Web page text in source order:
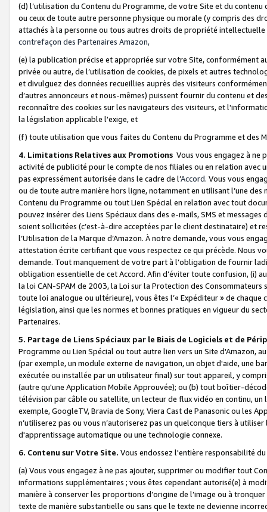
(d) l’utilisation du Contenu du Programme, de votre Site et du
ou ceux de toute autre personne physique ou morale (y compris des
attachés à la personne ou tous autres droits de propriété
contrefaçon des Partenaires Amazon,
(e) la publication précise et appropriée sur votre Site, conformément
privée ou autre, de l’utilisation de cookies, de pixels et autres
et divulguez des données recueillies auprès des visiteurs
d’autres annonceurs et nous-mêmes) puissent fournir du contenu et
reconnaître des cookies sur les navigateurs des visiteurs, et
la législation applicable l'exige, et
(f) toute utilisation que vous faites du Contenu du Programme et des
4. Limitations Relatives aux Promotions Vous vous engagez à ne
activité de publicité pour le compte de nos filiales ou en relation avec
pas expressément autorisée dans le cadre de l’Accord. Vous vous
ou de toute autre manière hors ligne, notamment en utilisant l’une
Contenu du Programme ou tout Lien Spécial en relation avec tout
pouvez insérer des Liens Spéciaux dans des e-mails, SMS et
soient sollicitées (c’est-à-dire acceptées par le client destinataire) et
l’Utilisation de la Marque d’Amazon. À notre demande, vous vous
attestation écrite certifiant que vous respectez ce qui précède. Nous
demande. Tout manquement de votre part à l’obligation de fournir
obligation essentielle de cet Accord. Afin d’éviter toute confusion, (i)
la loi CAN-SPAM de 2003, la Loi sur la Protection des
toute loi analogue ou ultérieure), vous êtes l’« Expéditeur » de
législation, ainsi que les normes et bonnes pratiques en vigueur du
Partenaires.
5. Partage de Liens Spéciaux par le Biais de Logiciels et de
Programme ou Lien Spécial ou tout autre lien vers un Site d'Amazon,
(par exemple, un module externe de navigation, un objet d'aide, une
exécutée ou installée par un utilisateur final) sur tout appareil, y
(autre qu'une Application Mobile Approuvée); ou (b) tout boîtier-
télévision par câble ou satellite, un lecteur de flux vidéo en continu,
exemple, GoogleTV, Bravia de Sony, Viera Cast de Panasonic ou les
n’utiliserez pas ou vous n’autoriserez pas un quelconque tiers à
d'apprentissage automatique ou une technologie connexe.
6. Contenu sur Votre Site. Vous endossez l'entière responsabilité
(a) Vous vous engagez à ne pas ajouter, supprimer ou modifier tout
informations supplémentaires ; vous êtes cependant autorisé(e) à
manière à conserver les proportions d’origine de l’image ou à
texte de manière substantielle ou sans que le texte ne devienne